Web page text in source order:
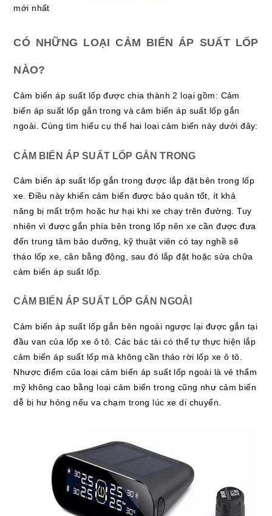
mới nhất
CÓ NHỮNG LOẠI CẢM BIẾN ÁP SUẤT LỐP
NÀO?
Cảm biến áp suất lốp được chia thành 2 loại gồm: Cảm
biến áp suất lốp gắn trong và cảm biến áp suất lốp gắn
ngoài. Cùng tìm hiểu cụ thể hai loại cảm biến này dưới đây:
CẢM BIẾN ÁP SUẤT LỐP GẮN TRONG
Cảm biến áp suất lốp gắn trong được lắp đặt bên trong lốp
xe. Điều này khiến cảm biến được bảo quản tốt, ít khả
năng bị mất trộm hoặc hư hại khi xe chạy trên đường. Tuy
nhiên vì được gắn phía bên trong lốp nên xe cần được đưa
đến trung tâm bảo dưỡng, kỹ thuật viên có tay nghề sẽ
tháo lốp xe, cân bằng động, sau đó lắp đặt hoặc sửa chữa
cảm biến áp suất lốp.
CẢM BIẾN ÁP SUẤT LỐP GẮN NGOÀI
Cảm biến áp suất lốp gắn bên ngoài ngược lại được gắn tại
đầu van của lốp xe ô tô. Các bác tài có thể tự thực hiện lắp
cảm biến áp suất lốp mà không cần tháo rời lốp xe ô tô.
Nhược điểm của loại cảm biến áp suất lốp ngoài là vẻ thẩm
mỹ không cao bằng loại cảm biến trong cũng như cảm biến
dễ bị hư hỏng nếu va chạm trong lúc xe di chuyển.